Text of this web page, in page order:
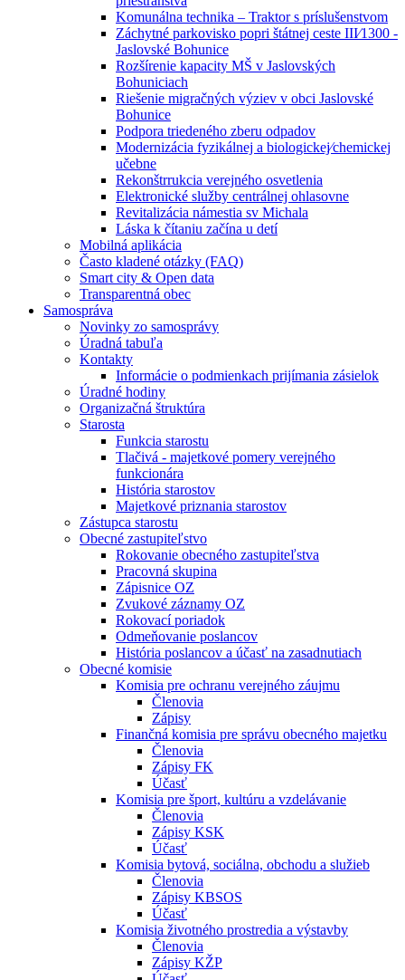
Komunálna technika – Traktor s príslušenstvom
Záchytné parkovisko popri štátnej ceste III⁄1300 -
Jaslovské Bohunice
Rozšírenie kapacity MŠ v Jaslovských
Bohuniciach
Riešenie migračných výziev v obci Jaslovské
Bohunice
Podpora triedeného zberu odpadov
Modernizácia fyzikálnej a biologickej⁄chemickej
učebne
Rekonštrrukcia verejného osvetlenia
Elektronické služby centrálnej ohlasovne
Revitalizácia námestia sv Michala
Láska k čítaniu začína u detí
Mobilná aplikácia
Často kladené otázky (FAQ)
Smart city & Open data
Transparentná obec
Samospráva
Novinky zo samosprávy
Úradná tabuľa
Kontakty
Informácie o podmienkach prijímania zásielok
Úradné hodiny
Organizačná štruktúra
Starosta
Funkcia starostu
Tlačivá - majetkové pomery verejného
funkcionára
História starostov
Majetkové priznania starostov
Zástupca starostu
Obecné zastupiteľstvo
Rokovanie obecného zastupiteľstva
Pracovná skupina
Zápisnice OZ
Zvukové záznamy OZ
Rokovací poriadok
Odmeňovanie poslancov
História poslancov a účasť na zasadnutiach
Obecné komisie
Komisia pre ochranu verejného záujmu
Členovia
Zápisy
Finančná komisia pre správu obecného majetku
Členovia
Zápisy FK
Účasť
Komisia pre šport, kultúru a vzdelávanie
Členovia
Zápisy KSK
Účasť
Komisia bytová, sociálna, obchodu a služieb
Členovia
Zápisy KBSOS
Účasť
Komisia životného prostredia a výstavby
Členovia
Zápisy KŽP